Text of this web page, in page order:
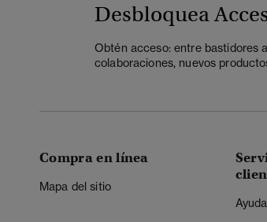
Desbloquea
Obtén acceso: entre bastidores
colaboraciones, nuevos
Compra en línea
Mapa del sitio